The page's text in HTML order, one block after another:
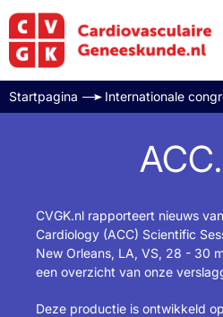
Startpagina Internationale
CVGK.nl rapporteert nieuws
Cardiology (ACC) Scientific
New Orleans, LA, VS, 28 - 30
een overzicht van onze
Deze productie is ontwikkeld